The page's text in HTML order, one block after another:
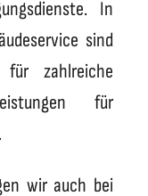
In
sind
zahlreiche
für
wir auch bei